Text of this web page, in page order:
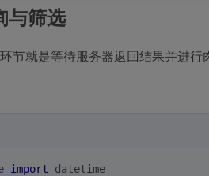
与筛选
节就是等待服务器返回结果并进
import datetime